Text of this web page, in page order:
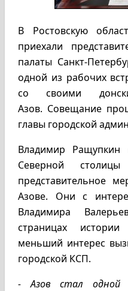
В Ростовскую
приехали
палаты Санкт-
одной из рабочих
со своими
Азов. Совещание
главы городской
Владимир Ращупкин
Северной
представительное
Азове. Они с
Владимира
страницах
меньший интерес
городской КСП.
- Азов стал одной